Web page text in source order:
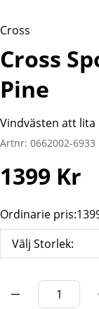
Cross
Cross
Pine
Vindvästen att
Artnr: 0662002-6933
1399 Kr
Ordinarie pris:
Välj Storlek: